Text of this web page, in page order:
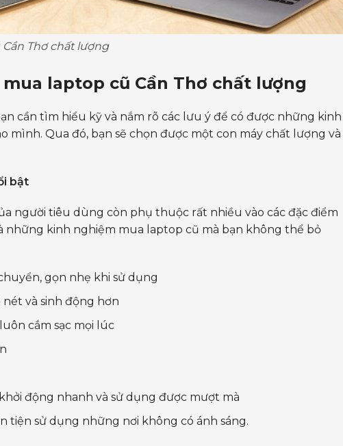
Thơ chất lượng
laptop cũ Cần Thơ chất lượng
cần tìm hiểu kỹ và nắm rõ các lưu ý để có được những kinh
Qua đó, bạn sẽ chọn được một con máy chất lượng và
bật
người tiêu dùng còn phụ thuộc rất nhiều vào các đặc điểm
những kinh nghiệm mua laptop cũ mà bạn không thể bỏ
gọn nhẹ khi sử dụng
và sinh động hơn
cắm sạc mọi lúc
động nhanh và sử dụng được mượt mà
tiện sử dụng những nơi không có ánh sáng.